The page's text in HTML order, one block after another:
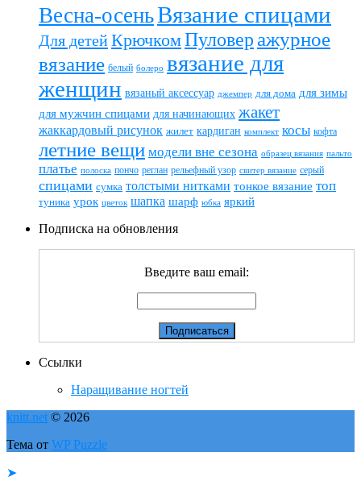
Весна-осеньВязание спицами
Для детейКрючкомПуловер ажурное
вязание белый болеро вязание для
женщин вязаный аксессуар джемпер для дома для зимы
для мужчин спицами для начинающих жакет
жаккардовый рисунок жилет кардиган комплект косы кофта
летние вещи модели вне сезона образец вязания пальто
платье полоска пончо реглан рельефный узор свитер вязание серый
спицами сумка толстыми нитками тонкое вязание топ
туника урок цветок шапка шарф юбка яркий
Подписка на обновления
Введите ваш email:
Ссылки
Наращивание ногтей
knitt.net © 2026
Тема от WP Puzzle
➤